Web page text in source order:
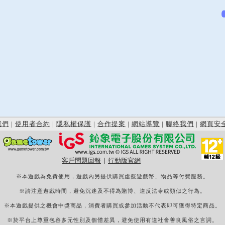
們 | 使用者合約 | 隱私權保護 | 合作提案 | 網站導覽 | 聯絡我們 | 網頁安
客戶問題回報 行動版官網
※本遊戲為免費使用，遊戲內另提供購買虛擬遊戲幣、物品等付費服務。
※請注意遊戲時間，避免沉迷及不得為賭博、違反法令或類似之行為。
※本遊戲提供之機會中獎商品，消費者購買或參加活動不代表即可獲得特定商品。
※於平台上尊重包容多元性別及個體差異，避免使用有違社會善良風俗之言詞。